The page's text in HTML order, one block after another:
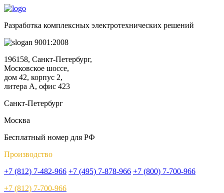
Разработка комплексных электротехнических решений
9001:2008
196158, Санкт-Петербург,
Московское шоссе,
дом 42, корпус 2,
литера А, офис 423
Санкт-Петербург
Москва
Бесплатный номер для РФ
Производство
+7 (812) 7-482-966 +7 (495) 7-878-966 +7 (800) 7-700-966
+7 (812) 7-700-966